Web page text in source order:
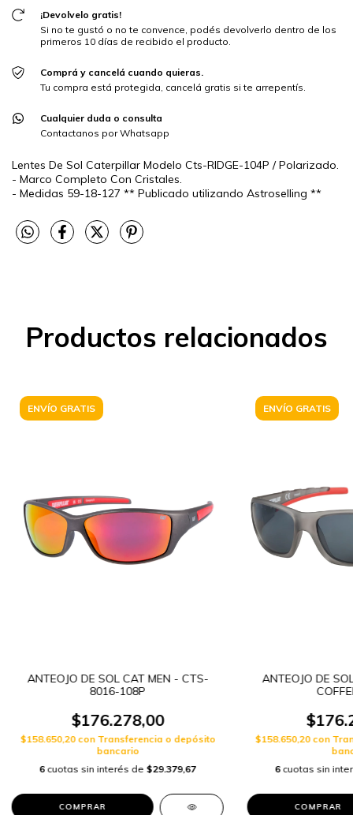
¡Devolvelo gratis!
Si no te gustó o no te convence, podés devolverlo dentro de los
primeros 10 días de recibido el producto.
Comprá y cancelá cuando quieras.
Tu compra está protegida, cancelá gratis si te arrepentís.
Cualquier duda o consulta
Contactanos por Whatsapp
Lentes De Sol Caterpillar Modelo Cts-RIDGE-104P / Polarizado.
- Marco Completo Con Cristales.
- Medidas 59-18-127 ** Publicado utilizando Astroselling **
Productos relacionados
ENVÍO GRATIS
ANTEOJO DE SOL CAT MEN - CTS-
8016-108P
$176.278,00
$158.650,20 con Transferencia o depósito
bancario
6 cuotas sin interés de $29.379,67
ENVÍO GRATIS
ANTEOJO DE
$158.650,20 con
6 cuotas sin